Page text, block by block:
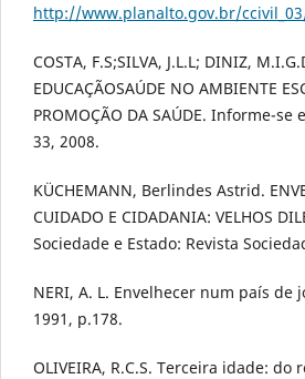
http://www.planalto.gov.br/
COSTA, F.S;SILVA, J.L.L; DINIZ,
EDUCAÇÃOSAÚDE NO AMBIENTE
PROMOÇÃO DA SAÚDE. Informe-
33, 2008.
KÜCHEMANN, Berlindes Astrid.
CUIDADO E CIDADANIA: VELHOS
Sociedade e Estado: Revista
NERI, A. L. Envelhecer num país de
1991, p.178.
OLIVEIRA, R.C.S. Terceira idade: